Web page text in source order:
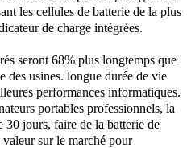
les cellules de batterie de la plus
de charge intégrées.
seront 68% plus longtemps que
des usines. longue durée de vie
performances informatiques.
portables professionnels, la
30 jours, faire de la batterie de
sur le marché pour